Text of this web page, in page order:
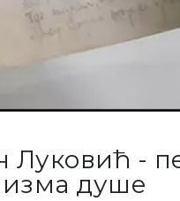
Луковић -
душе